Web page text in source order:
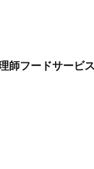
師フードサービ